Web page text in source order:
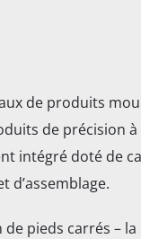
de produits
de précision
intégré doté de
d’assemblage.
pieds carrés –